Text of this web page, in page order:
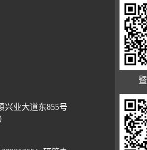
兴业大道东855号